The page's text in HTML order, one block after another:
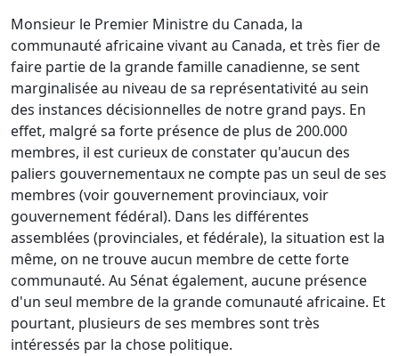
Monsieur le Premier Ministre du Canada, la
communauté africaine vivant au Canada, et très fier de
faire partie de la grande famille canadienne, se sent
marginalisée au niveau de sa représentativité au sein
des instances décisionnelles de notre grand pays. En
effet, malgré sa forte présence de plus de 200.000
membres, il est curieux de constater qu'aucun des
paliers gouvernementaux ne compte pas un seul de ses
membres (voir gouvernement provinciaux, voir
gouvernement fédéral). Dans les différentes
assemblées (provinciales, et fédérale), la situation est la
même, on ne trouve aucun membre de cette forte
communauté. Au Sénat également, aucune présence
d'un seul membre de la grande comunauté africaine. Et
pourtant, plusieurs de ses membres sont très
intéressés par la chose politique.